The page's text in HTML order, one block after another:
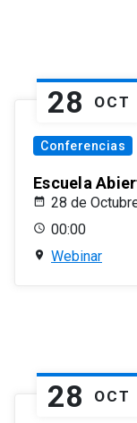
28 OCT
Conferencias
Escuela
28 de
00:00
Webinar
28 OCT